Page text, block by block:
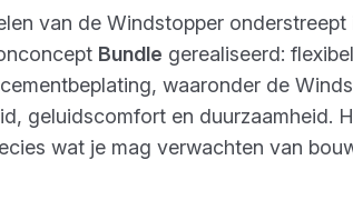
van de Windstopper onderstreept
Bundle gerealiseerd:
waaronder de
geluidscomfort en duurzaamheid.
wat je mag verwachten van